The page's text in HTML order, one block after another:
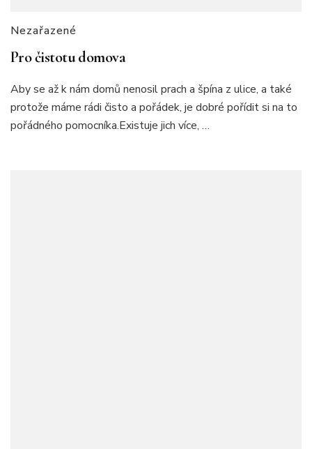
Nezařazené
Pro čistotu domova
Aby se až k nám domů nenosil prach a špína z ulice, a také
protože máme rádi čisto a pořádek, je dobré pořídit si na to
pořádného pomocníka.Existuje jich více, …